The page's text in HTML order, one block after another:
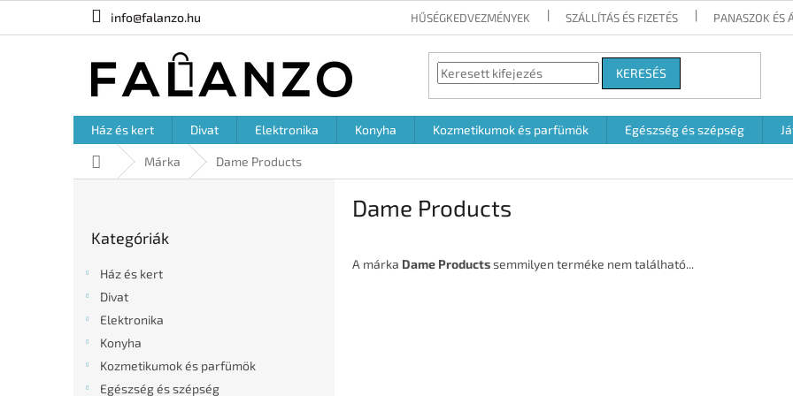
info@falanzo.hu HŰSÉGKEDVEZMÉNYEK SZÁLLÍTÁS ÉS FIZETÉS PANASZOK ÉS
KERESÉS
Ház és kert Divat Elektronika Konyha Kozmetikumok és parfümök Egészség és szépség
KezdőlapMárka Dame Products
átugrása
Kategóriák
Ház és kert
Divat
Elektronika
Konyha
Kozmetikumok és parfümök
Egészség és szépség
Dame Products
A márka Dame Productssemmilyen terméke nem található...